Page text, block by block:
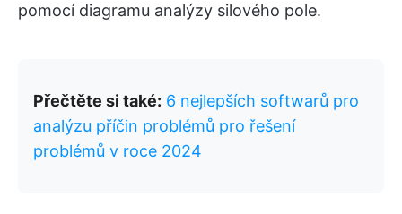
pomocí diagramu analýzy silového pole.
Přečtěte si také: 6 nejlepších softwarů pro
analýzu příčin problémů pro řešení
problémů v roce 2024